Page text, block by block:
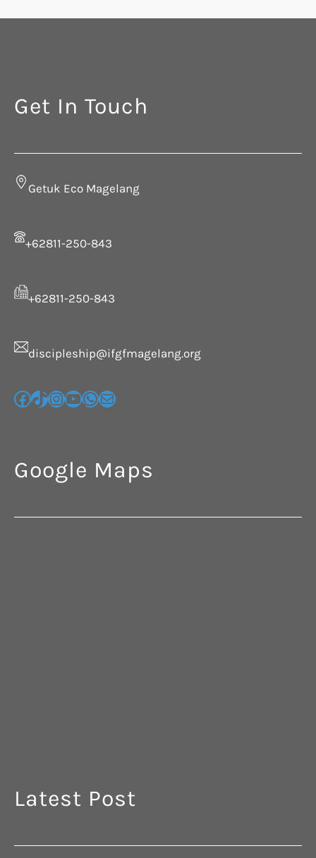
Get In Touch
Getuk Eco Magelang
+62811-250-843
+62811-250-843
discipleship@ifgfmagelang.org
Google Maps
Latest Post